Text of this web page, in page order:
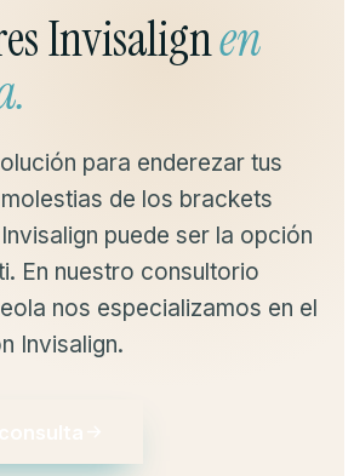
Invisalignen
para enderezar tus
de los brackets
puede ser la opción
En nuestro consultorio
nos especializamos en el
Invisalign.